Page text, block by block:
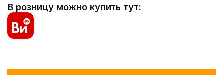
В розницу можно купить тут: